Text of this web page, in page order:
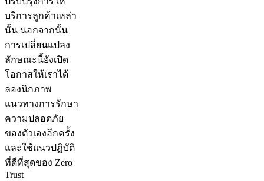
บริการลูกค้าเหล่า
นั้น นอกจากนั้น
การเปลี่ยนแปลง
ลักษณะนี้ยังเปิด
โอกาสให้เราได้
ลองนึกภาพ
แนวทางการรักษา
ความปลอดภัย
ของตัวเองอีกครั้ง
และใช้แนวปฏิบัติ
ที่ดีที่สุดของ Zero
Trust